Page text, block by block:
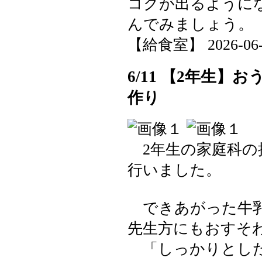
コクが出るように
んでみましょう。
【給食室】 2026-
6/11 【2年生】お
作り
2年生の家庭科の
行いました。
できあがった牛
先生方にもおすそ
「しっかりとし